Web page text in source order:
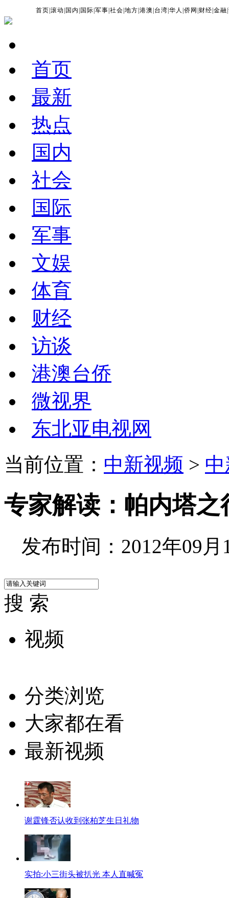
首页 |滚动 国内 国际 |军事 |社会 |地方 |港澳 台湾 |华人 |侨网 财经 |金融 |
首页
最新
热点
国内
社会
国际
军事
文娱
体育
财经
访谈
港澳台侨
微视界
东北亚电视网
当前位置： 中新视频 >
专家解读：帕内塔
发布时间：2012年09月
搜 索
视频
分类浏览
大家都在看
最新视频
谢霆锋否认收到张柏芝生日礼物
实拍:小三街头被扒光 本人直喊冤